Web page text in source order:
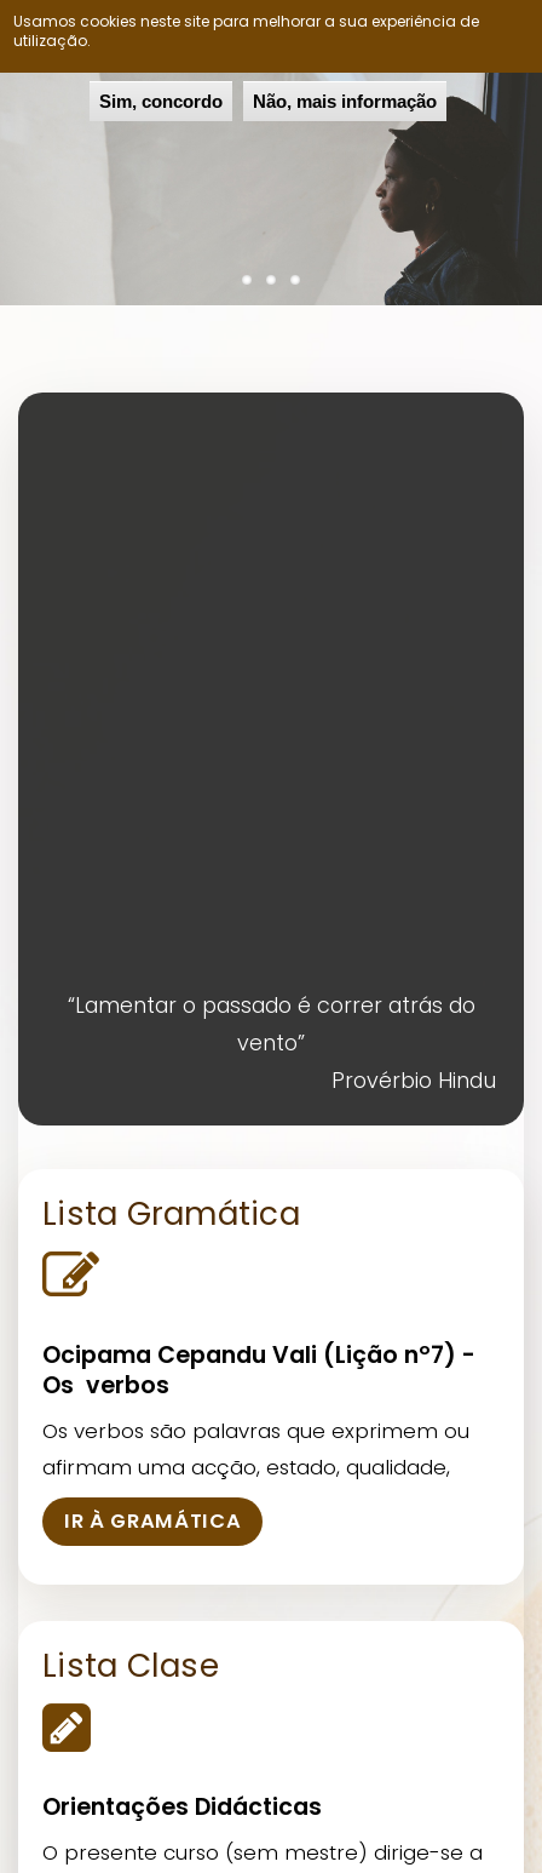
Usamos cookies neste site para melhorar a sua experiência de
utilização.
Sim, concordo Não, mais informação
Nação Ovimbundu
“Lamentar o passado é correr atrás do
vento”
Provérbio Hindu
Lista Gramática
Ocipama Cepandu Vali (Lição nº7) -
Os verbos
Os verbos são palavras que exprimem ou
afirmam uma acção, estado, qualidade,
IR À GRAMÁTICA
Lista Clase
Orientações Didácticas
O presente curso (sem mestre) dirige-se a